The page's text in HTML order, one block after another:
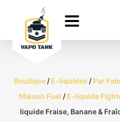
Boutique/ E-liquides / Par
Maison Fuel / E-liquide
liquide Fraise, Banane &